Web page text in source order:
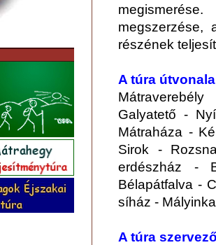
megszerzése,
részének
A túra útvonala
Galyatető -
Mátraháza -
Sirok -
erdészház -
Bélapátfalva -
síház -
A túra